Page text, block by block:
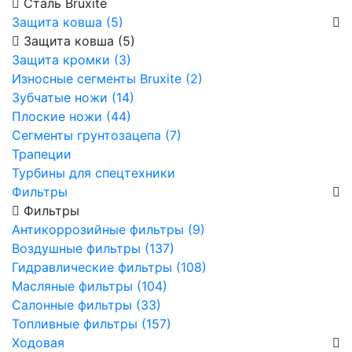
Сталь Bruxite
Защита ковша (5)
Защита ковша (5)
Защита кромки (3)
Износные сегменты Bruxite (2)
Зубчатые ножи (14)
Плоские ножи (44)
Сегменты грунтозацепа (7)
Трапеции
Турбины для спецтехники
Фильтры
Фильтры
Антикоррозийные фильтры (9)
Воздушные фильтры (137)
Гидравлические фильтры (108)
Масляные фильтры (104)
Салонные фильтры (33)
Топливные фильтры (157)
Ходовая